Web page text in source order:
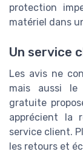
protection
matériel dans
Un service
Les avis ne
mais aussi le
gratuite
apprécient la
service client.
les retours et